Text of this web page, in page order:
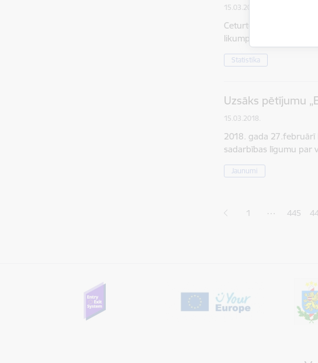
15.03.2018.
Ceturtdien, 15.martā,
likumpārkāpējus. Uz
Statistika
Uzsāks pētījumu
15.03.2018.
2018. gada 27.februārī
sadarbības līgumu par
Jaunumi
1 … Lapa
445